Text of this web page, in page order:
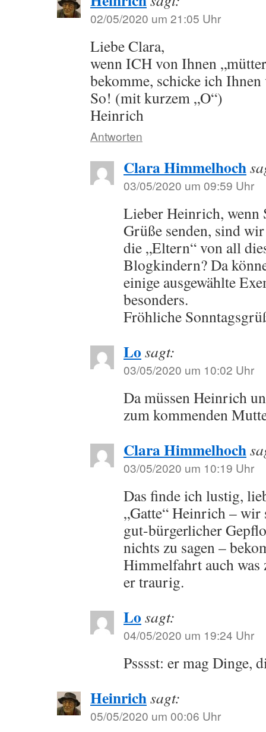
02/05/2020 um 21:05 Uhr
Liebe Clara,
wenn ICH von Ihnen
bekomme, schicke ich
So! (mit kurzem „O“)
Heinrich
Antworten
Clara Himmelhoch
03/05/2020 um 09:59 Uhr
Lieber Heinrich, wenn
Grüße senden, sind
die „Eltern“ von all
Blogkindern? Da
einige ausgewählte
besonders.
Fröhliche
Lo sagt:
03/05/2020 um 10:02 Uhr
Da müssen Heinrich
zum kommenden
Clara Himmelhoch
03/05/2020 um 10:19 Uhr
Das finde ich lustig,
„Gatte“ Heinrich – wir
gut-bürgerlicher
nichts zu sagen –
Himmelfahrt auch was
er traurig.
Lo sagt:
04/05/2020 um 19:24 Uhr
Psssst: er mag Dinge,
Heinrichsagt:
05/05/2020 um 00:06 Uhr